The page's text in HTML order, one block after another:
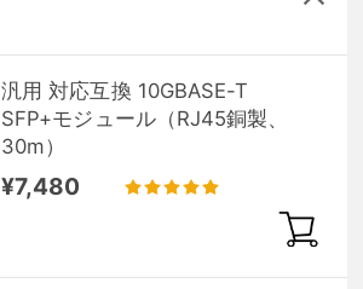
汎用 対応互換 10GBASE-T
SFP+モジュール（RJ45銅製、
30m）
¥7,480